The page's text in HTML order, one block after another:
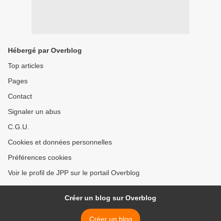
Hébergé par Overblog
Top articles
Pages
Contact
Signaler un abus
C.G.U.
Cookies et données personnelles
Préférences cookies
Voir le profil de JPP sur le portail Overblog
Créer un blog sur Overblog
Créer un blog